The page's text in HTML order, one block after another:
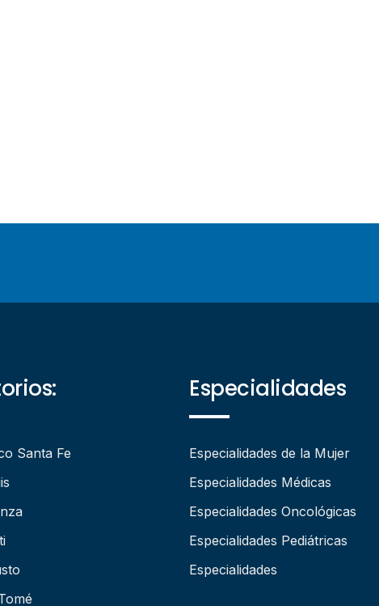
Santa Fe
Especialidades
Especialidades de la Mujer
Especialidades Médicas
Especialidades Oncológicas
Especialidades Pediátricas
Especialidades